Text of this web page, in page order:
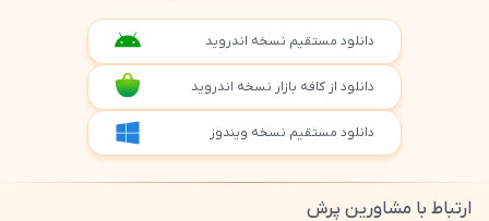
دانلود مستقیم نسخه اندروید
دانلود از کافه بازار نسخه اندروید
دانلود مستقیم نسخه ویندوز
ارتباط با مشاورین پرش